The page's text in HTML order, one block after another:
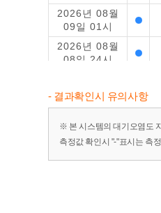
2026년 08월
09일 01시
2026년 08월
08일 24시
08일 23시
2026년 08월
08일 22시
2026년 08월
08일 21시
- 결과확인시 유의사항
※ 본 시스템의 대기오염도
측정값 확인시 "-"표시는 측